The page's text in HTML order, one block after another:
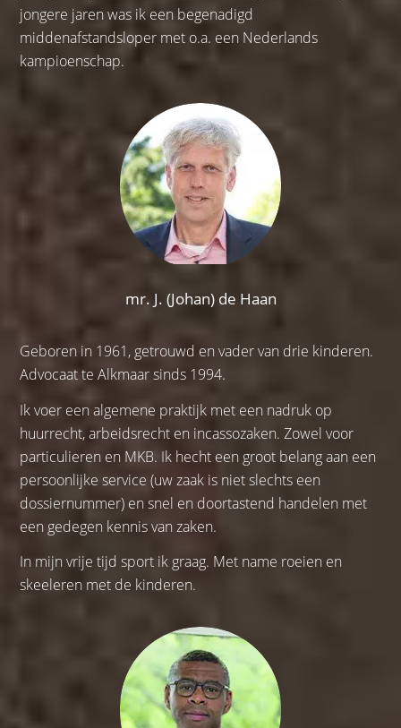
jongere jaren was ik een begenadigd
middenafstandsloper met o.a. een Nederlands
kampioenschap.
mr. J. (Johan) de Haan
Geboren in 1961, getrouwd en vader van drie kinderen.
Advocaat te Alkmaar sinds 1994.
Ik voer een algemene praktijk met een nadruk op
huurrecht, arbeidsrecht en incassozaken. Zowel voor
particulieren en MKB. Ik hecht een groot belang aan een
persoonlijke service (uw zaak is niet slechts een
dossiernummer) en snel en doortastend handelen met
een gedegen kennis van zaken.
In mijn vrije tijd sport ik graag. Met name roeien en
skeeleren met de kinderen.